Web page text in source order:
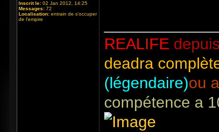
Inscrit le: 02 Jan 2012, 14:25
Messages: 72
Localisation: entrain de s'occuper
de l'empire
REALIFE
deadra
(légendaire)ou
compétence a